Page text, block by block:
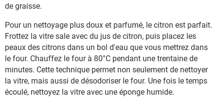
de graisse.
Pour un nettoyage plus doux et parfumé, le citron est parfait.
Frottez la vitre sale avec du jus de citron, puis placez les
peaux des citrons dans un bol d'eau que vous mettrez dans
le four. Chauffez le four à 80°C pendant une trentaine de
minutes. Cette technique permet non seulement de nettoyer
la vitre, mais aussi de désodoriser le four. Une fois le temps
écoulé, nettoyez la vitre avec une éponge humide.